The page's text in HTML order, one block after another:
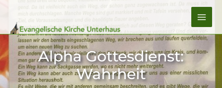
springen
Alpha Gottesdienst:
Wahrheit